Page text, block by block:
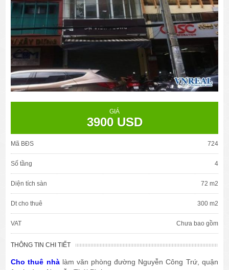
GIÁ
3900 USD
Mã BĐS 724
Số tầng 4
Diện tích sàn 72 m2
Dt cho thuê 300 m2
VAT Chưa bao gồm
THÔNG TIN CHI TIẾT
Cho thuê nhàlàm văn phòng đường Nguyễn Công Trứ, quận